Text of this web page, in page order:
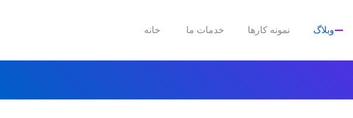
خانه خدمات ما نمونه کارها وبلاگ